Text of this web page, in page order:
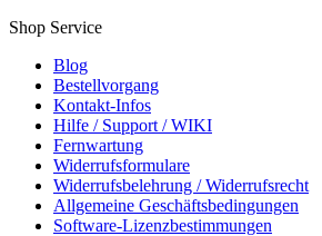
Shop Service
Blog
Bestellvorgang
Kontakt-Infos
Hilfe / Support / WIKI
Fernwartung
Widerrufsformulare
Widerrufsbelehrung / Widerrufsrecht
Allgemeine Geschäftsbedingungen
Software-Lizenzbestimmungen